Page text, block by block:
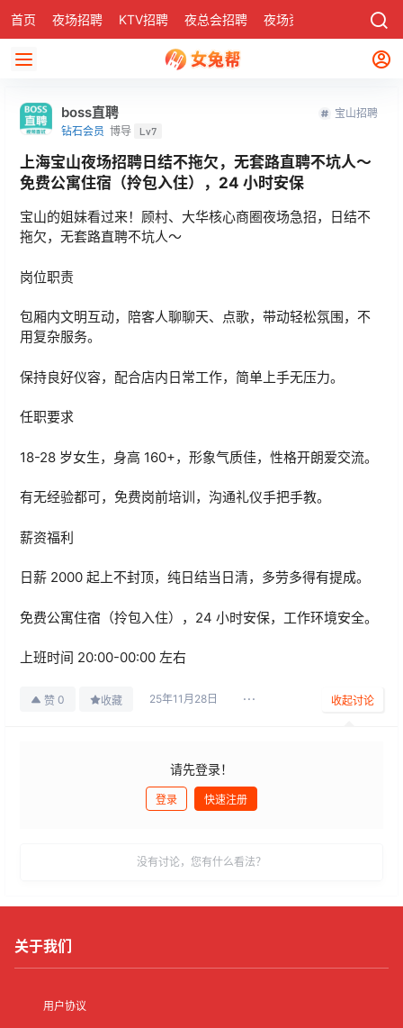
首页 夜场招聘 KTV招聘 夜总会招聘 夜场资讯 社区
boss直聘
钻石会员 博导 Lv7
宝山招聘
上海宝山夜场招聘日结不拖欠，无套路直聘不坑人～
免费公寓住宿（拎包入住），24 小时安保
宝山的姐妹看过来！顾村、大华核心商圈夜场急招，日结不
拖欠，无套路直聘不坑人～
岗位职责
包厢内文明互动，陪客人聊聊天、点歌，带动轻松氛围，不
用复杂服务。
保持良好仪容，配合店内日常工作，简单上手无压力。
任职要求
18-28 岁女生，身高 160+，形象气质佳，性格开朗爱交流。
有无经验都可，免费岗前培训，沟通礼仪手把手教。
薪资福利
日薪 2000 起上不封顶，纯日结当日清，多劳多得有提成。
免费公寓住宿（拎包入住），24 小时安保，工作环境安全。
上班时间 20:00-00:00 左右
赞 0 收藏 25年11月28日 收起讨论
请先登录！
登录 快速注册
没有讨论，您有什么看法？
关于我们
用户协议